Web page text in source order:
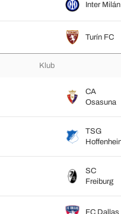
Inter Milán
Turín FC
Klub
CA
Osasuna
TSG
SC
Freiburg
FC Dallas